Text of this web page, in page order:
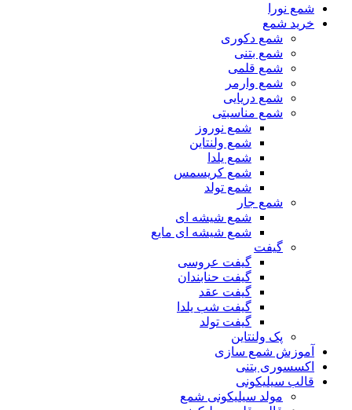
شمع نورا
خرید شمع
شمع دکوری
شمع بتنی
شمع قلمی
شمع وارمر
شمع دریایی
شمع مناسبتی
شمع نوروز
شمع ولنتاین
شمع یلدا
شمع کریسمس
شمع تولد
شمع جار
شمع شیشه ای
شمع شیشه ای مایع
گیفت
گیفت عروسی
گیفت حنابندان
گیفت عقد
گیفت شب یلدا
گیفت تولد
پک ولنتاین
آموزش شمع سازی
اکسسوری بتنی
قالب سیلیکونی
مولد سیلیکونی شمع